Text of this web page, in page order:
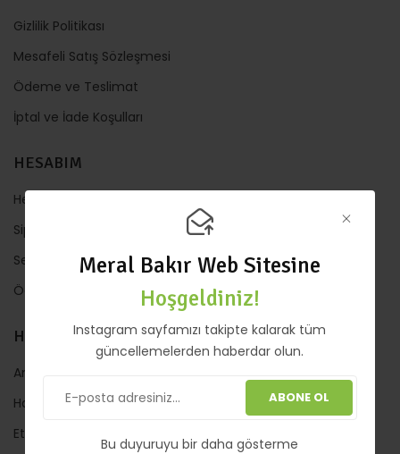
Meral Bakır Web Sitesine
Hoşgeldiniz!
Instagram sayfamızı takipte kalarak tüm
güncellemelerden haberdar olun.
ABONE OL
Bu duyuruyu bir daha gösterme
Gizlilik Politikası
Mesafeli Satış Sözleşmesi
Ödeme ve Teslimat
İptal ve İade Koşulları
HESABIM
Hesabım
Sipariş Takip
Sepet
Ödeme
HIZLI LİNKLER
Anasayfa
Hakkında
Etkinlik